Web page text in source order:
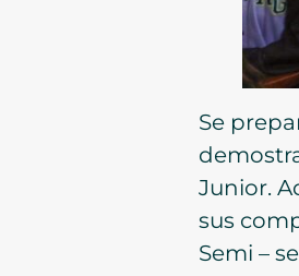
Se
Junior.
sus
Semi –